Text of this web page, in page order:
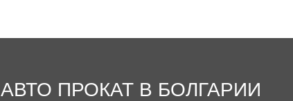
АВТО ПРОКАТ В БОЛГАРИИ